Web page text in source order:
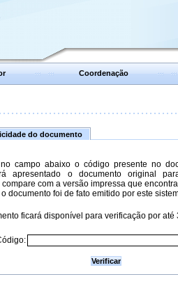
Coordenação
do documento
no campo abaixo o código presente no
apresentado o documento original
com a versão impressa que
documento foi de fato emitido por este
ficará disponível para verificação por até